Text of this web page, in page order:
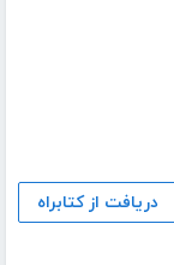
دریافت از کتابراه